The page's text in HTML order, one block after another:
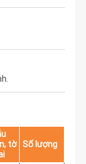
tờ Số lượng